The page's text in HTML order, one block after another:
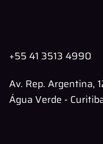
+55 41 3513 4990
Av. Rep. Argentina,
Água Verde -